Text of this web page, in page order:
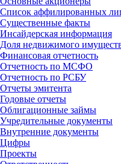
Список аффилированных
Существенные факты
Инсайдерская информация
Доля недвижимого
Финансовая отчетность
Отчетность по МСФО
Отчетность по РСБУ
Отчеты эмитента
Годовые отчеты
Облигационные займы
Учредительные документы
Внутренние документы
Цифры
Проекты